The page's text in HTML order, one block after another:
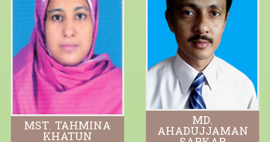
MST. TAHMINA
KHATUN
MD.
AHADUJJAMAN